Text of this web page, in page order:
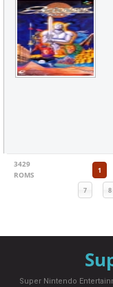
3429
ROMS
1
7 8
Super Nintendo